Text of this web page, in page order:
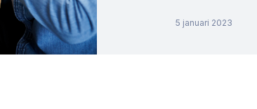
5 januari 2023